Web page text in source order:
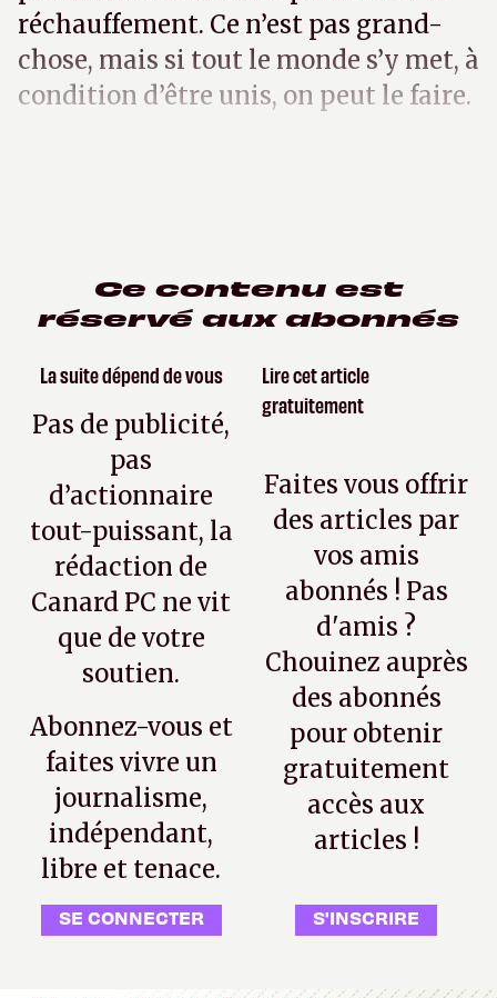
réchauffement. Ce n’est pas grand-
chose, mais si tout le monde s’y met, à
condition d’être unis, on peut le faire.
Ce contenu est
réservé aux abonnés
La suite dépend de vous
Pas de publicité,
pas
d’actionnaire
tout-puissant, la
rédaction de
Canard PC ne vit
que de votre
soutien.
Abonnez-vous et
faites vivre un
journalisme,
indépendant,
libre et tenace.
SE CONNECTER
Lire cet article
gratuitement
Faites vous offrir
des articles par
vos amis
abonnés ! Pas
d'amis ?
Chouinez auprès
des abonnés
pour obtenir
gratuitement
accès aux
articles !
S'INSCRIRE